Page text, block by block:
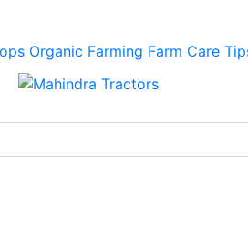
Organic Farming Farm Care